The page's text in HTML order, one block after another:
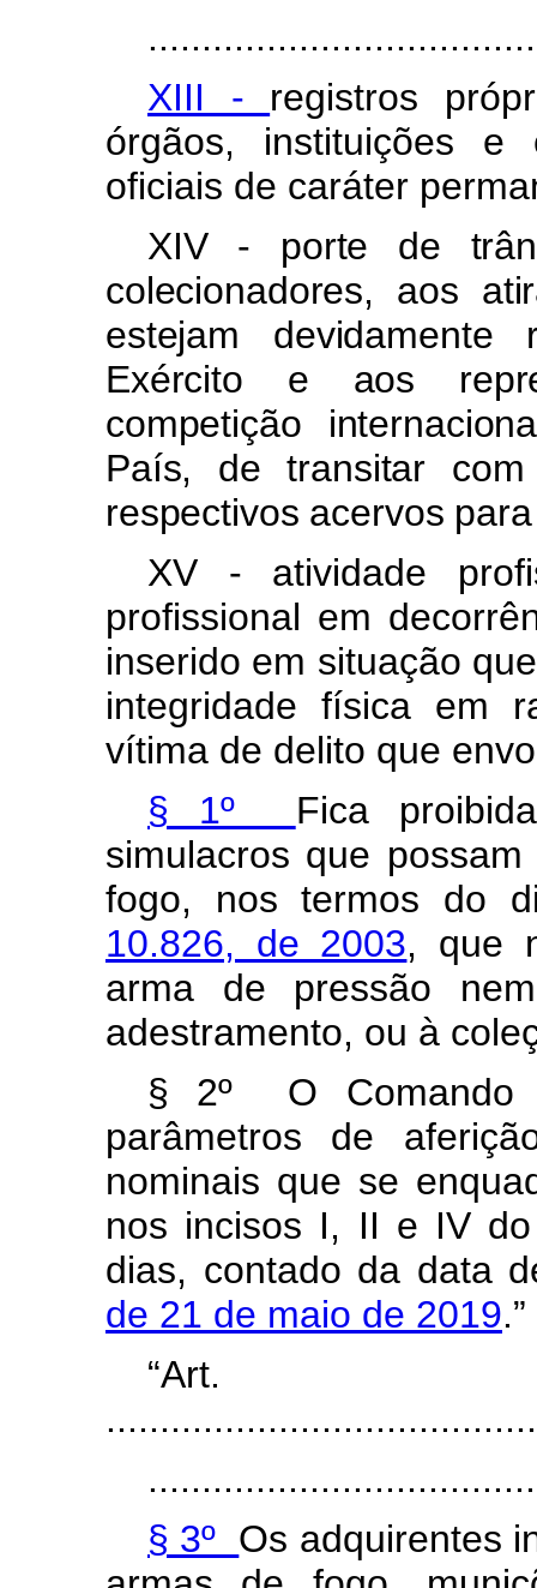
XIII - registros
órgãos, instituições e
oficiais de caráter
XIV - porte de
colecionadores, aos
estejam
Exército e aos
competição
País, de transitar
respectivos acervos
XV - atividade
profissional em
inserido em situação
integridade física em
vítima de delito que
§ 1º Fica
simulacros que
fogo, nos termos do
10.826, de 2003, que
arma de pressão
adestramento, ou à cole
§ 2º O
parâmetros de
nominais que se
nos incisos I, II e IV
dias, contado da data
de 21 de maio de 2019
§ 3º Os adquirentes